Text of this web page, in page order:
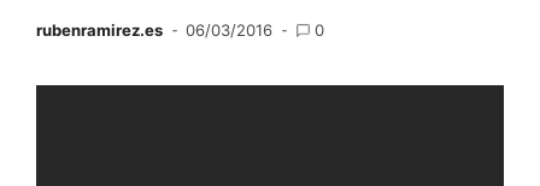
rubenramirez.es 06/03/2016 0